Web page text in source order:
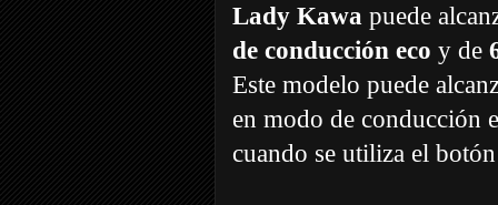
Lady Kawa puede
de conducción eco y de
Este modelo puede
en modo de conducción
cuando se utiliza el